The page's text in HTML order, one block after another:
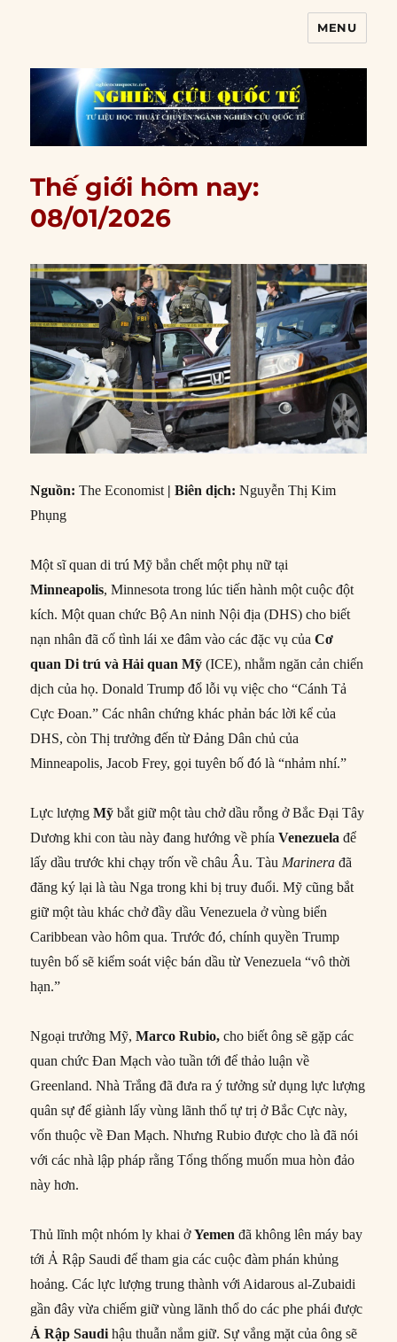
MENU
Thế giới hôm nay:
08/01/2026
Nguồn:The Economist | Biên dịch:Nguyễn Thị Kim
Phụng
Một sĩ quan di trú Mỹ bắn chết một phụ nữ tại
Minneapolis, Minnesota trong lúc tiến hành một cuộc đột
kích. Một quan chức Bộ An ninh Nội địa (DHS) cho biết
nạn nhân đã cố tình lái xe đâm vào các đặc vụ củaCơ
quan Di trú và Hải quan Mỹ(ICE), nhằm ngăn cản chiến
dịch của họ. Donald Trump đổ lỗi vụ việc cho “Cánh Tả
Cực Đoan.” Các nhân chứng khác phản bác lời kể của
DHS, còn Thị trưởng đến từ Đảng Dân chủ của
Minneapolis, Jacob Frey, gọi tuyên bố đó là “nhảm nhí.”
Lực lượngMỹ bắt giữ một tàu chở dầu rỗng ở Bắc Đại Tây
Dương khi con tàu này đang hướng về phíaVenezuela để
lấy dầu trước khi chạy trốn về châu Âu. Tàu Marinera đã
đăng ký lại là tàu Nga trong khi bị truy đuổi. Mỹ cũng bắt
giữ một tàu khác chở đầy dầu Venezuela ở vùng biển
Caribbean vào hôm qua. Trước đó, chính quyền Trump
tuyên bố sẽ kiểm soát việc bán dầu từ Venezuela “vô thời
hạn.”
Ngoại trưởng Mỹ,Marco Rubio, cho biết ông sẽ gặp các
quan chức Đan Mạch vào tuần tới để thảo luận về
Greenland. Nhà Trắng đã đưa ra ý tưởng sử dụng lực lượng
quân sự để giành lấy vùng lãnh thổ tự trị ở Bắc Cực này,
vốn thuộc về Đan Mạch. Nhưng Rubio được cho là đã nói
với các nhà lập pháp rằng Tổng thống muốn mua hòn đảo
này hơn.
Thủ lĩnh một nhóm ly khai ởYemen đã không lên máy bay
tới Ả Rập Saudi để tham gia các cuộc đàm phán khủng
hoảng. Các lực lượng trung thành với Aidarous al-Zubaidi
gần đây vừa chiếm giữ vùng lãnh thổ do các phe phái được
Ả Rập Saudi hậu thuẫn nắm giữ. Sự vắng mặt của ông sẽ